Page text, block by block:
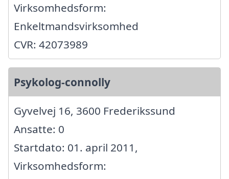
Virksomhedsform:
Enkeltmandsvirksomhed
CVR: 42073989
Psykolog-connolly
Gyvelvej 16, 3600 Frederikssund
Ansatte: 0
Startdato: 01. april 2011,
Virksomhedsform: